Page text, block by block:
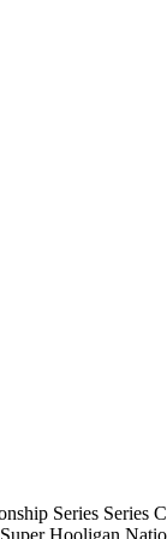
Series Series
Hooligan